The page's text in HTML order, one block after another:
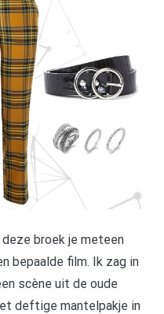
broek je meteen
bepaalde film. Ik zag in
scène uit de oude
deftige mantelpakje in